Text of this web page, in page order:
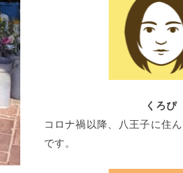
くろぴ
コロナ禍以降、八王子に住
です。